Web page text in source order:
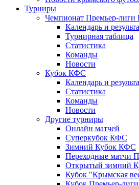
Турниры
Чемпионат Премьер-
Календарь и
Турнирная таблица
Статистика
Команды
Новости
Кубок КФС
Календарь и
Статистика
Команды
Новости
Другие турниры
Онлайн матчей
Суперкубок КФС
Зимний Кубок КФС
Переходные матчи
Открытый зимний
Кубок "Крымская